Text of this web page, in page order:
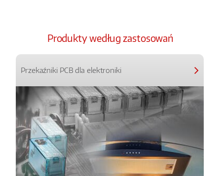
Produkty według zastosowań
Przekaźniki PCB dla elektroniki